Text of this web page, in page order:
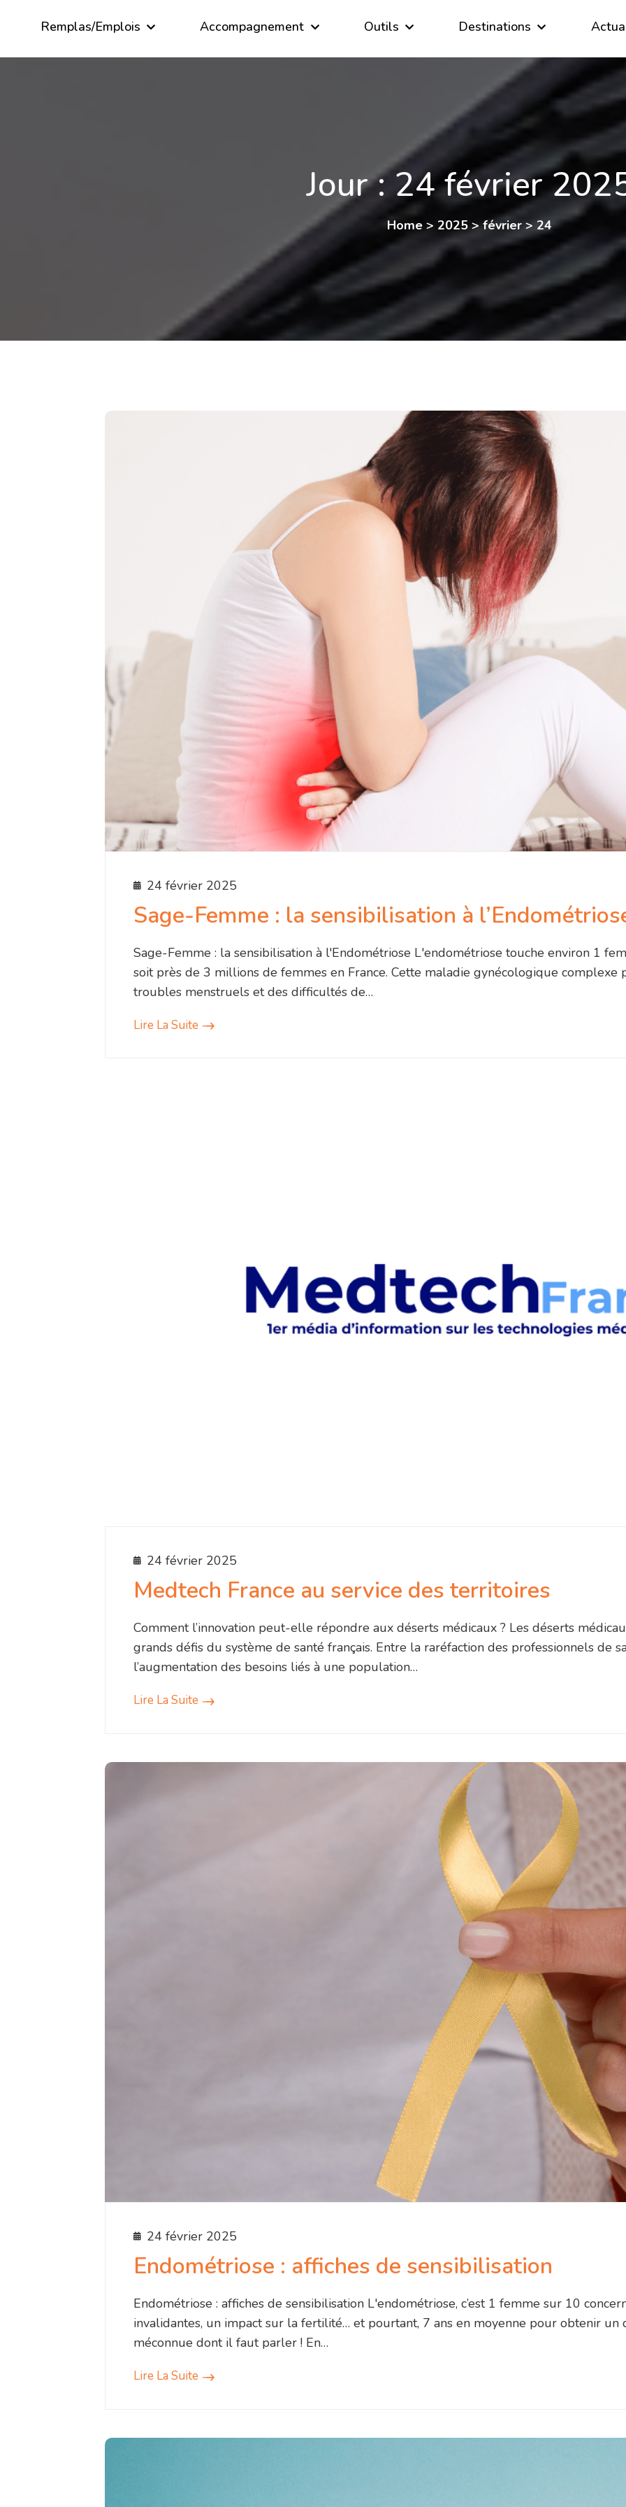
Remplas/Emplois Accompagnement Outils Destinations
Jour :24 février
Home > 2025>février> 24
24 février 2025
Sage-Femme : la sensibilisation à
Sage-Femme : la sensibilisation à l'Endométriose L'endométriose touche environ 1
soit près de 3 millions de femmes en France. Cette maladie gynécologique complexe
troubles menstruels et des difficultés de…
Lire La Suite
24 février 2025
Medtech France au service des territoires
Comment l’innovation peut-elle répondre aux déserts médicaux ? Les déserts
grands défis du système de santé français. Entre la raréfaction des professionnels de
l’augmentation des besoins liés à une population…
Lire La Suite
24 février 2025
Endométriose : affiches de sensibilisation
Endométriose : affiches de sensibilisation L'endométriose, c’est 1 femme sur 10
invalidantes, un impact sur la fertilité… et pourtant, 7 ans en moyenne pour obtenir un
méconnue dont il faut parler ! En…
Lire La Suite